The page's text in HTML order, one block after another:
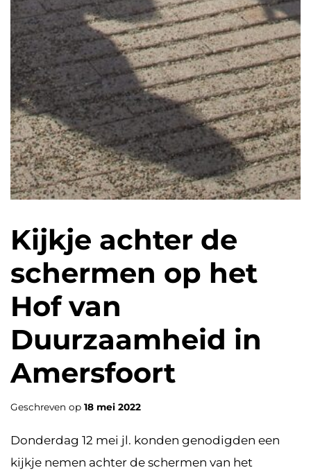
Kijkje achter de
schermen op het
Hof van
Duurzaamheid in
Amersfoort
Geschreven op 18 mei 2022
Donderdag 12 mei jl. konden genodigden een
kijkje nemen achter de schermen van het